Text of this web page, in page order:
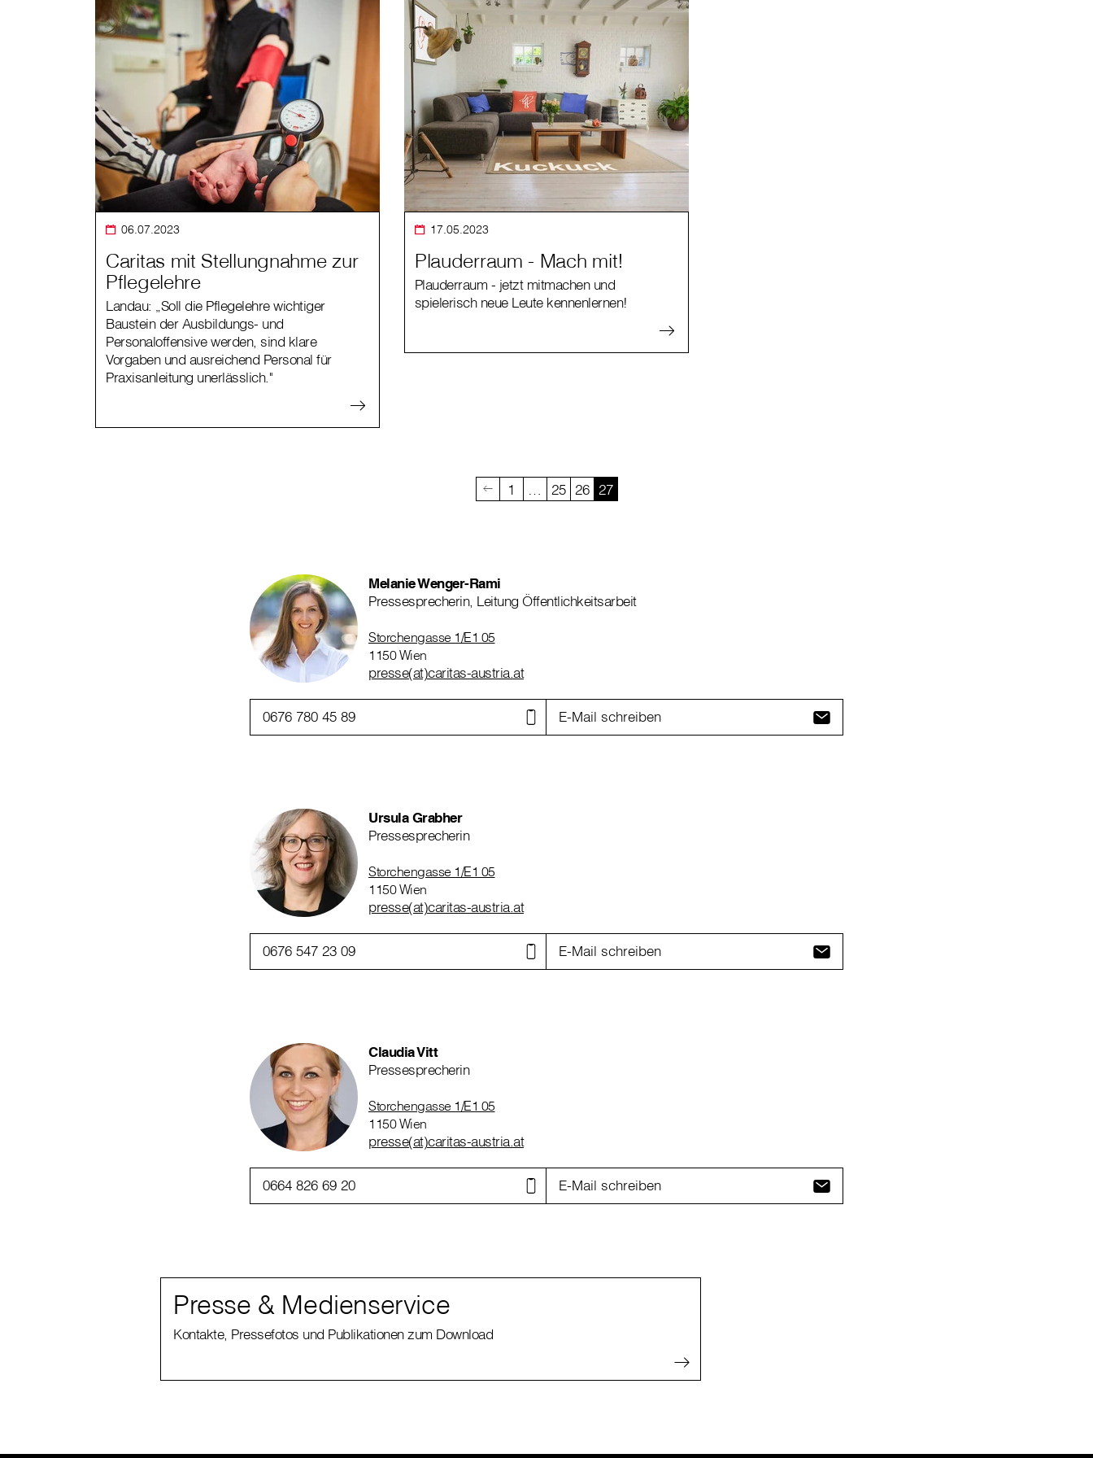
06.07.2023
Caritas mit Stellungnahme zur
Pflegelehre
Landau: „Soll die Pflegelehre wichtiger
Baustein der Ausbildungs- und
Personaloffensive werden, sind klare
Vorgaben und ausreichend Personal für
Praxisanleitung unerlässlich."
17.05.2023
Plauderraum - Mach mit!
Plauderraum - jetzt mitmachen und
spielerisch neue Leute kennenlernen!
1 25 26 27
Melanie Wenger-Rami
Pressesprecherin, Leitung Öffentlichkeitsarbeit
Storchengasse 1/E1 05
1150 Wien
presse(at)caritas-austria.at
0676 780 45 89 E-Mail schreiben
Ursula Grabher
Pressesprecherin
Storchengasse 1/E1 05
1150 Wien
presse(at)caritas-austria.at
0676 547 23 09 E-Mail schreiben
Claudia Vitt
Pressesprecherin
Storchengasse 1/E1 05
1150 Wien
presse(at)caritas-austria.at
0664 826 69 20 E-Mail schreiben
Presse & Medienservice
Kontakte, Pressefotos und Publikationen zum Download